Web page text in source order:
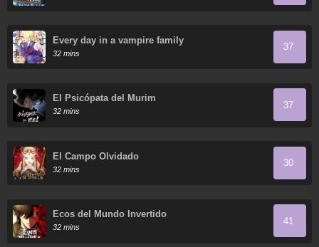
Every day in a vampire family
32 mins
37
El Psicópata del Murim
32 mins
37
El Campo Olvidado
32 mins
30
Ecos del Mundo Invertido
32 mins
41